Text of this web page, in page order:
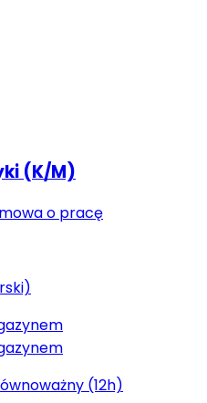
(K/M)
o pracę
(12h)